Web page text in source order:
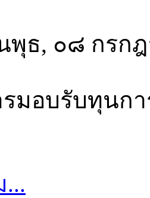
นพุธ, ๐๘ กรก
มอบรับทุนก
...